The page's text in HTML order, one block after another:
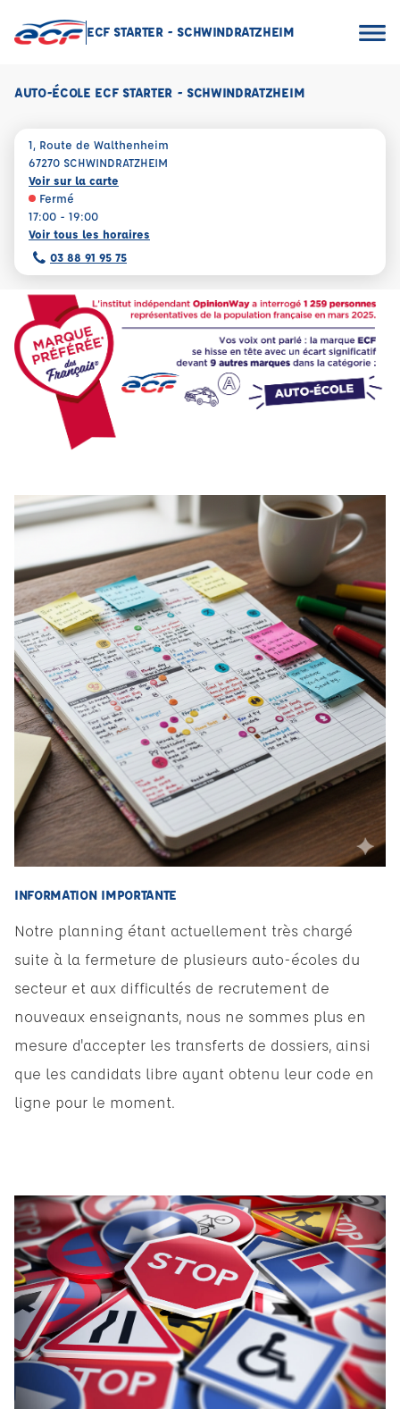
ECF STARTER - SCHWINDRATZHEIM
AUTO-ÉCOLE ECF STARTER - SCHWINDRATZHEIM
1, Route de Walthenheim
67270 SCHWINDRATZHEIM
Voir sur la carte
Fermé
17:00 - 19:00
Voir tous les horaires
03 88 91 95 75
INFORMATION IMPORTANTE
Notre planning étant actuellement très chargé
suite à la fermeture de plusieurs auto-écoles du
secteur et aux difficultés de recrutement de
nouveaux enseignants, nous ne sommes plus en
mesure d'accepter les transferts de dossiers, ainsi
que les candidats libre ayant obtenu leur code en
ligne pour le moment.